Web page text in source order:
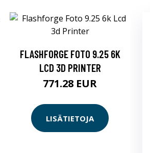
FLASHFORGE FOTO 9.25 6K
LCD 3D PRINTER
771.28 EUR
LISÄTIETOJA